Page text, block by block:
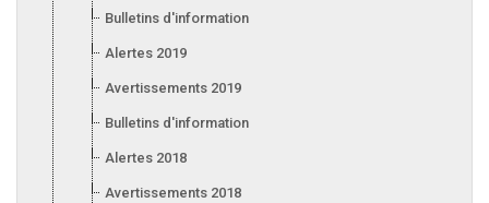
Bulletins d'information 2020
Alertes 2019
Avertissements 2019
Bulletins d'information 2019
Alertes 2018
Avertissements 2018